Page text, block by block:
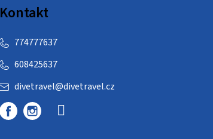
Kontakt
divetravel@divetravel.cz
608425637
774777637